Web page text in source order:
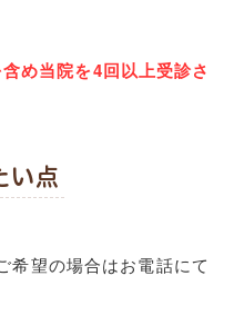
め当院を4回以上受診さ
い点
希望の場合はお電話にて